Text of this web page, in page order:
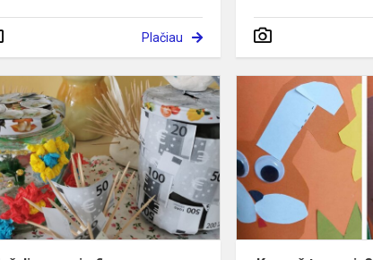
Plačiau
Mažyliams
apie
finansus